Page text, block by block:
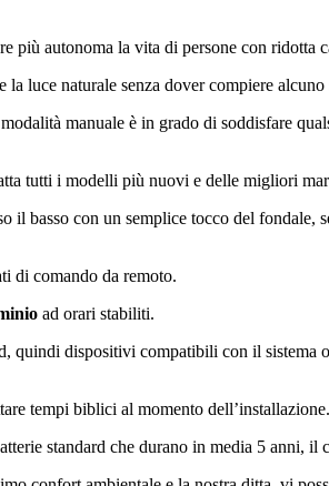
più autonoma la vita di persone con ridotta
la luce naturale senza dover compiere alcuno
manuale è in grado di soddisfare
tutti i modelli più nuovi e delle migliori
basso con un semplice tocco del fondale,
di comando da remoto.
ad orari stabiliti.
quindi dispositivi compatibili con il
tempi biblici al momento dell’installazione.
standard che durano in media 5 anni, il